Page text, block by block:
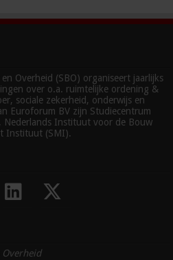
Overheid (SBO) organiseert jaarlijks
over o.a. ruimtelijke ordening &
sociale zekerheid, onderwijs en
Euroforum BV zijn Studiecentrum
Nederlands Instituut voor de Bouw
Instituut (SMI).